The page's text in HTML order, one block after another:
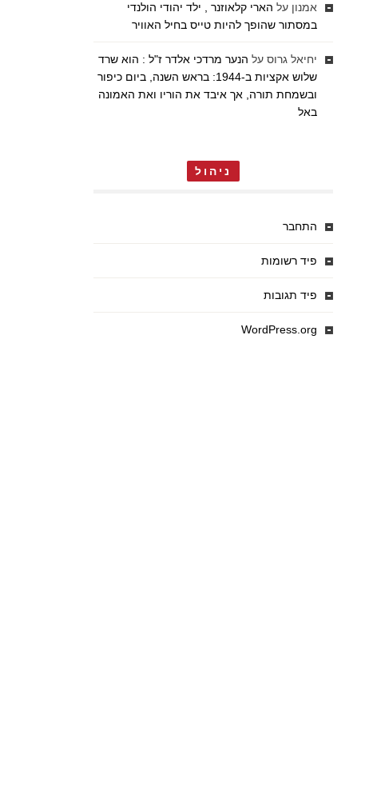
אמנון על הארי קלאוזנר , ילד יהודי הולנדי
במסתור שהופך להיות טייס בחיל האוויר
יחיאל גרוס על הנער מרדכי אלדר ז"ל : הוא שרד
שלוש אקציות ב-1944: בראש השנה, ביום כיפור
ובשמחת תורה, אך איבד את הוריו ואת האמונה
באל
ניהול
התחבר
פיד רשומות
פיד תגובות
WordPress.org